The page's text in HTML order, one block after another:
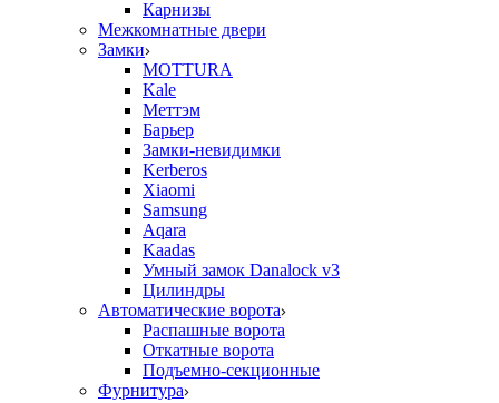
Карнизы
Межкомнатные двери
Замки
MOTTURA
Kale
Меттэм
Барьер
Замки-невидимки
Kerberos
Xiaomi
Samsung
Aqara
Kaadas
Умный замок Danalock v3
Цилиндры
Автоматические ворота
Распашные ворота
Откатные ворота
Подъемно-секционные
Фурнитура